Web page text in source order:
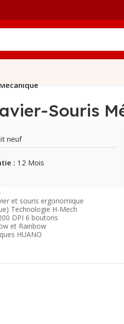
Souris
neuf
: 12 Mois
et souris ergonomique
Technologie H-Mech
DPI 6 boutons
et Rainbow
HUANO